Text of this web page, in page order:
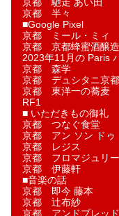
京都 馳走 あい田
京都 半々
■Google Pixel
京都 ミール・ミィ
京都 京都蜂蜜酒醸
2023年11月の Paris
京都 森学
京都 デュシタニ京都
京都 東洋一の蕎麦
RF1
■ いただきもの御礼
京都 つなぐ食堂
京都 アン ソン ドゥ
京都 レジス
京都 フロマジュリ
京都 伊藤軒
■音楽の話
京都 即今 藤本
京都 辻布紗
京都 アンドブレッド